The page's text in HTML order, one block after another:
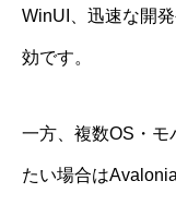
WinUI、迅速な開
効です。
一方、複数OS・モ
たい場合は